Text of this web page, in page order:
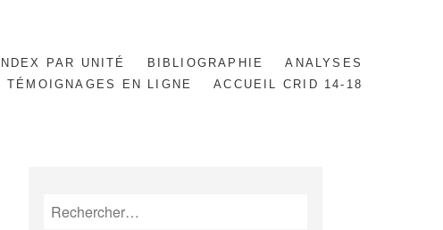
INDEX PAR UNITÉ BIBLIOGRAPHIE
ANALYSES
TÉMOIGNAGES EN LIGNE
ACCUEIL CRID 14-18
Rechercher :